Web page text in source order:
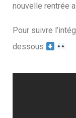
nouvelle rentrée
Pour suivre
dessous